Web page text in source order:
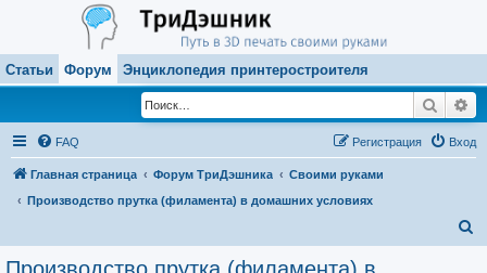
Статьи Форум Энциклопедия принтеростроителя
Поиск
FAQ Вход
Регистрация
Главная страница Форум ТриДэшника
Своими руками
Производство прутка (филамента) в домашних условиях